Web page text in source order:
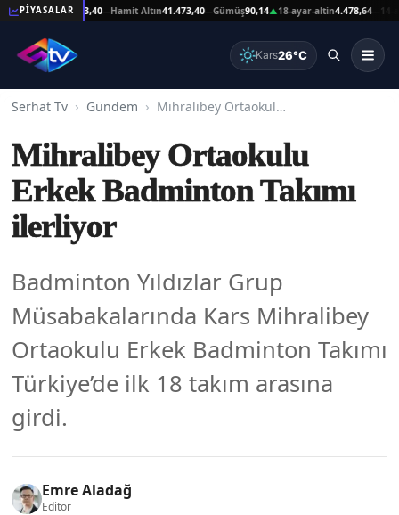
PİYASALAR
Altın41.473,40 —Hamit Altın41.473,40—Gümüş90,14▲18-ayar-altin4.478,64—14-ayar-
Kars26°C
Serhat Tv Gündem Mihralibey Ortaokulu Erkek Badminton Takımı ilerliyor
Mihralibey Ortaokulu
Erkek Badminton Takımı
ilerliyor
Badminton Yıldızlar Grup
Müsabakalarında Kars Mihralibey
Ortaokulu Erkek Badminton Takımı
Türkiye’de ilk 18 takım arasına
girdi.
Emre Aladağ
Editör